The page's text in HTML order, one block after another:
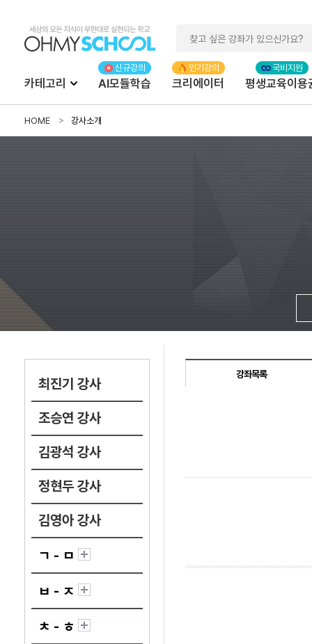
카테고리 AI모듈학습 크리에이터 평생교육이용
HOME 강사소개
최진기 강사
조승연 강사
김광석 강사
정현두 강사
김영아 강사
ㄱ - ㅁ
ㅂ - ㅈ
ㅊ - ㅎ
강좌목록